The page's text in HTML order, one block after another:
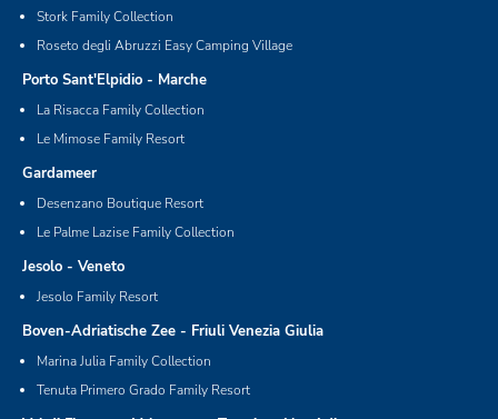
Stork Family Collection
Roseto degli Abruzzi Easy Camping Village
Porto Sant'Elpidio - Marche
La Risacca Family Collection
Le Mimose Family Resort
Gardameer
Desenzano Boutique Resort
Le Palme Lazise Family Collection
Jesolo - Veneto
Jesolo Family Resort
Boven-Adriatische Zee - Friuli Venezia Giulia
Marina Julia Family Collection
Tenuta Primero Grado Family Resort